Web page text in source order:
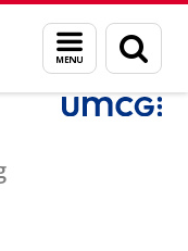
Menu
en
zoeken
Erwich